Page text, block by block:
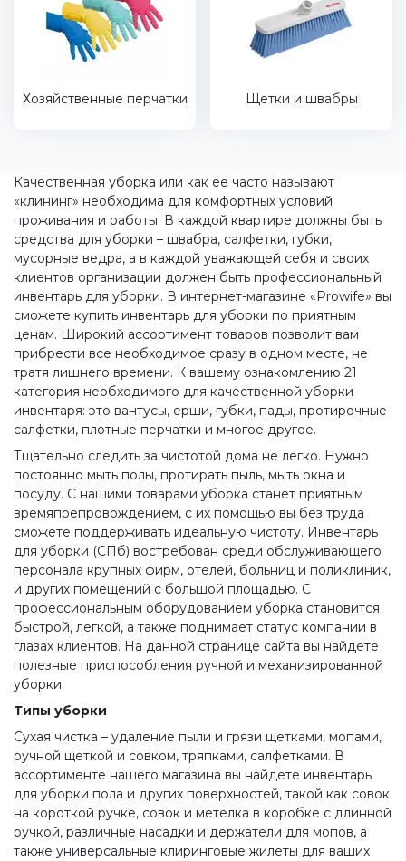
Хозяйственные перчатки Щетки и швабры
Качественная уборка или как ее часто называют
«клининг» необходима для комфортных условий
проживания и работы. В каждой квартире должны быть
средства для уборки – швабра, салфетки, губки,
мусорные ведра, а в каждой уважающей себя и своих
клиентов организации должен быть профессиональный
инвентарь для уборки. В интернет-магазине «Prowife» вы
сможете купить инвентарь для уборки по приятным
ценам. Широкий ассортимент товаров позволит вам
прибрести все необходимое сразу в одном месте, не
тратя лишнего времени. К вашему ознакомлению 21
категория необходимого для качественной уборки
инвентаря: это вантусы, ерши, губки, пады, протирочные
салфетки, плотные перчатки и многое другое.
Тщательно следить за чистотой дома не легко. Нужно
постоянно мыть полы, протирать пыль, мыть окна и
посуду. С нашими товарами уборка станет приятным
времяпрепровождением, с их помощью вы без труда
сможете поддерживать идеальную чистоту. Инвентарь
для уборки (СПб) востребован среди обслуживающего
персонала крупных фирм, отелей, больниц и поликлиник,
и других помещений с большой площадью. С
профессиональным оборудованием уборка становится
быстрой, легкой, а также поднимает статус компании в
глазах клиентов. На данной странице сайта вы найдете
полезные приспособления ручной и механизированной
уборки.
Типы уборки
Сухая чистка – удаление пыли и грязи щетками, мопами,
ручной щеткой и совком, тряпками, салфетками. В
ассортименте нашего магазина вы найдете инвентарь
для уборки пола и других поверхностей, такой как совок
на короткой ручке, совок и метелка в коробке с длинной
ручкой, различные насадки и держатели для мопов, а
также универсальные клиринговые жилеты для ваших